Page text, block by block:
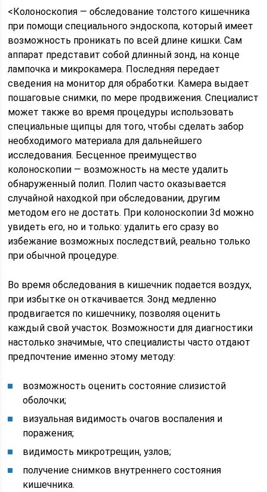
<Колоноскопия — обследование толстого кишечника
при помощи специального эндоскопа, который имеет
возможность проникать по всей длине кишки. Сам
аппарат представит собой длинный зонд, на конце
лампочка и микрокамера. Последняя передает
сведения на монитор для обработки. Камера выдает
пошаговые снимки, по мере продвижения. Специалист
может также во время процедуры использовать
специальные щипцы для того, чтобы сделать забор
необходимого материала для дальнейшего
исследования. Бесценное преимущество
колоноскопии — возможность на месте удалить
обнаруженный полип. Полип часто оказывается
случайной находкой при обследовании, другим
методом его не достать. При колоноскопии 3d можно
увидеть его, но и только: удалить его сразу во
избежание возможных последствий, реально только
при обычной процедуре.
Во время обследования в кишечник подается воздух,
при избытке он откачивается. Зонд медленно
продвигается по кишечнику, позволяя оценить
каждый свой участок. Возможности для диагностики
настолько значимые, что специалисты часто отдают
предпочтение именно этому методу:
возможность оценить состояние слизистой
оболочки;
визуальная видимость очагов воспаления и
поражения;
видимость микротрещин, узлов;
получение снимков внутреннего состояния
кишечника.